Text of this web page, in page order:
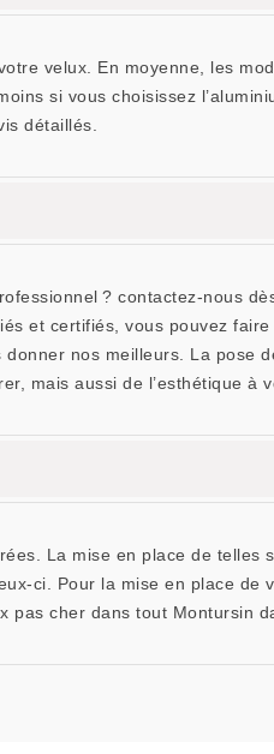
velux. En moyenne, les
si vous choisissez
détaillés.
? contactez-nous
et certifiés, vous pouvez
nos meilleurs. La pose
mais aussi de l’esthétique à
La mise en place de telles
ci. Pour la mise en place de
cher dans tout Montursin